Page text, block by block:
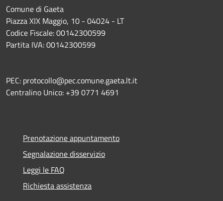
Comune di Gaeta
Piazza XIX Maggio, 10 - 04024 - LT
Codice Fiscale: 00142300599
Partita IVA: 00142300599
PEC: protocollo@pec.comune.gaeta.lt.it
Centralino Unico: +39 0771 4691
Prenotazione appuntamento
Segnalazione disservizio
Leggi le FAQ
Richiesta assistenza